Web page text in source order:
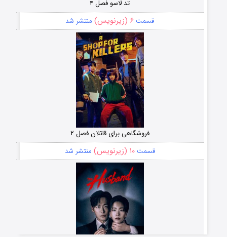
تد لاسو فصل ۴
قسمت ۶ (زیرنویس) منتشر شد
فروشگاهی برای قاتلان فصل ۲
قسمت۱۰ (زیرنویس) منتشر شد